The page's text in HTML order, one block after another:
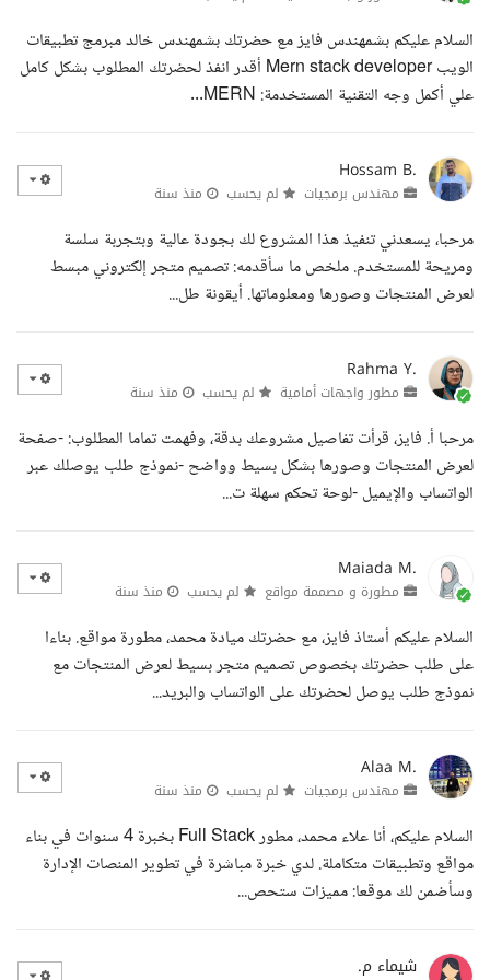
السلام عليكم بشمهندس فايز مع حضرتك بشمهندس خالد مبرمج تطبيقات
الويب Mern stack developer أقدر انفذ لحضرتك المطلوب بشكل كامل
علي أكمل وجه التقنية المستخدمة: MERN...
Hossam B.
مهندس برمجيات لم يحسب منذ سنة
مرحبا، يسعدني تنفيذ هذا المشروع لك بجودة عالية وبتجربة سلسة
ومريحة للمستخدم. ملخص ما سأقدمه: تصميم متجر إلكتروني مبسط
لعرض المنتجات وصورها ومعلوماتها. أيقونة طل...
Rahma Y.
مطور واجهات أمامية لم يحسب منذ سنة
مرحبا أ. فايز، قرأت تفاصيل مشروعك بدقة، وفهمت تماما المطلوب: -صفحة
لعرض المنتجات وصورها بشكل بسيط وواضح -نموذج طلب يوصلك عبر
الواتساب والإيميل -لوحة تحكم سهلة ت...
Maiada M.
مطورة و مصممة مواقع لم يحسب منذ سنة
السلام عليكم أستاذ فايز، مع حضرتك ميادة محمد، مطورة مواقع. بناءا
على طلب حضرتك بخصوص تصميم متجر بسيط لعرض المنتجات مع
نموذج طلب يوصل لحضرتك على الواتساب والبريد...
Alaa M.
مهندس برمجيات لم يحسب منذ سنة
السلام عليكم، أنا علاء محمد، مطور Full Stack بخبرة 4 سنوات في بناء
مواقع وتطبيقات متكاملة. لدي خبرة مباشرة في تطوير المنصات الإدارة
وسأضمن لك موقعا: مميزات ستحص...
شيماء م.